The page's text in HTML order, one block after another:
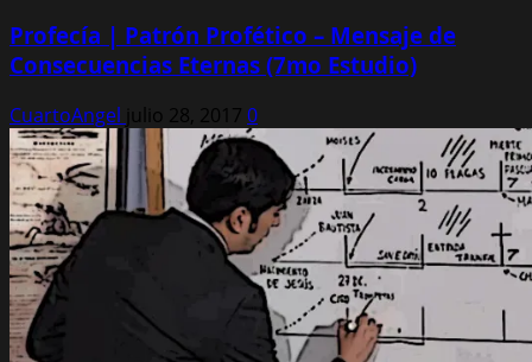
Profecía | Patrón Profético – Mensaje de
Consecuencias Eternas (7mo Estudio)
CuartoAngel julio 28, 2017 0